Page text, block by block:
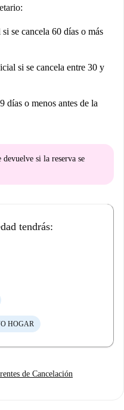
si se cancela 60 días o más
si se cancela entre 30 y
días o menos antes de la
devuelve si la reserva se
tendrás:
HOGAR
de Cancelación